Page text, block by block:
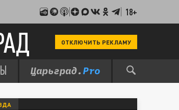
18+
ОТКЛЮЧИТЬ РЕКЛАМУ